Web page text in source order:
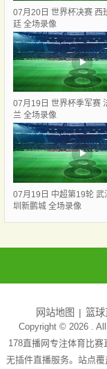
07月20日 世界杯决赛 西
廷 全场录像
07月19日 世界杯季军赛
兰 全场录像
07月19日 中超第19轮 武
圳新鹏城 全场录像
网站地图 篮球
Copyright © 2026 .
178直播网专注体育比
无插件直播服务。站点